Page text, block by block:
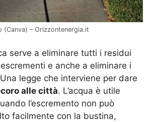
(Canva) – Orizzontenergia.it
serve a eliminare tutti i residui
e anche a eliminare i
legge che interviene per dare
alle città. L’acqua è utile
l’escremento non può
facilmente con la bustina,